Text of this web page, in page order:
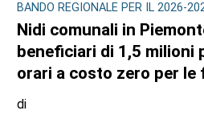
BANDO REGIONALE PER IL 2026-
Nidi comunali in
beneficiari di 1,5 milioni
orari a costo zero per le
di